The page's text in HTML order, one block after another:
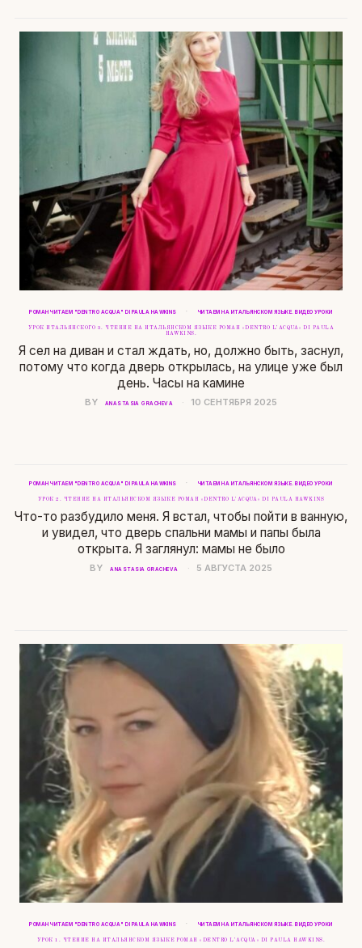
РОМАН ЧИТАЕМ "DENTRO ACQUA" DI PAULA HAWKINS · ЧИТАЕМ НА ИТАЛЬЯНСКОМ ЯЗЫКЕ. ВИДЕО УРОКИ
УРОК ИТАЛЬЯНСКОГО 3. ЧТЕНИЕ НА ИТАЛЬЯНСКОМ ЯЗЫКЕ РОМАН «DENTRO L’ACQUA» DI PAULA
HAWKINS.
Я сел на диван и стал ждать, но, должно быть, заснул,
потому что когда дверь открылась, на улице уже был
день. Часы на камине
BY ANASTASIA GRACHEVA 10 СЕНТЯБРЯ 2025
РОМАН ЧИТАЕМ "DENTRO ACQUA" DI PAULA HAWKINS · ЧИТАЕМ НА ИТАЛЬЯНСКОМ ЯЗЫКЕ. ВИДЕО УРОКИ
УРОК 2. ЧТЕНИЕ НА ИТАЛЬЯНСКОМ ЯЗЫКЕ РОМАН «DENTRO L’ACQUA» DI PAULA HAWKINS
Что-то разбудило меня. Я встал, чтобы пойти в ванную,
и увидел, что дверь спальни мамы и папы была
открыта. Я заглянул: мамы не было
BY ANASTASIA GRACHEVA 5 АВГУСТА 2025
РОМАН ЧИТАЕМ "DENTRO ACQUA" DI PAULA HAWKINS · ЧИТАЕМ НА ИТАЛЬЯНСКОМ ЯЗЫКЕ. ВИДЕО УРОКИ
УРОК 1. ЧТЕНИЕ НА ИТАЛЬЯНСКОМ ЯЗЫКЕ РОМАН «DENTRO L’ACQUA» DI PAULA HAWKINS.